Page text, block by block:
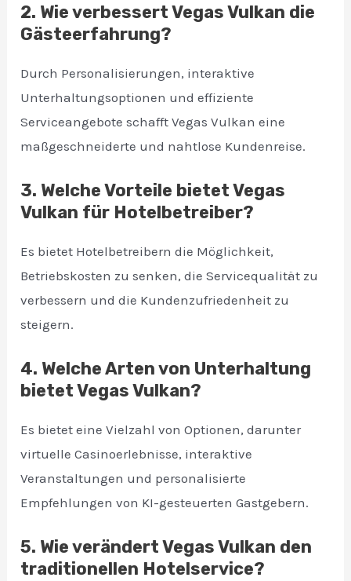
2. Wie verbessert Vegas Vulkan die
Gästeerfahrung?
Durch Personalisierungen, interaktive
Unterhaltungsoptionen und effiziente
Serviceangebote schafft Vegas Vulkan eine
maßgeschneiderte und nahtlose Kundenreise.
3. Welche Vorteile bietet Vegas
Vulkan für Hotelbetreiber?
Es bietet Hotelbetreibern die Möglichkeit,
Betriebskosten zu senken, die Servicequalität zu
verbessern und die Kundenzufriedenheit zu
steigern.
4. Welche Arten von Unterhaltung
bietet Vegas Vulkan?
Es bietet eine Vielzahl von Optionen, darunter
virtuelle Casinoerlebnisse, interaktive
Veranstaltungen und personalisierte
Empfehlungen von KI-gesteuerten Gastgebern.
5. Wie verändert Vegas Vulkan den
traditionellen Hotelservice?